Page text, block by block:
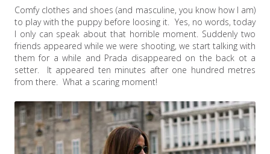
Comfy clothes and shoes (and masculine, you know how I am)
to play with the puppy before loosing it. Yes, no words, today
I only can speak about that horrible moment. Suddenly two
friends appeared while we were shooting, we start talking with
them for a while and Prada disappeared on the back ot a
setter. It appeared ten minutes after one hundred metres
from there. What a scaring moment!